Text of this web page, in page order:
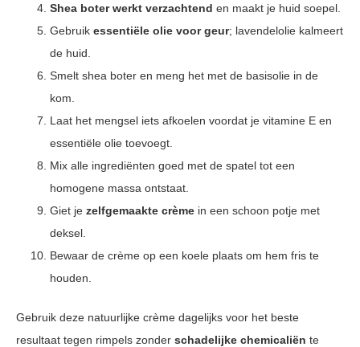
Shea boter werkt verzachtend en maakt je huid soepel.
Gebruik essentiële olie voor geur; lavendelolie kalmeert
de huid.
Smelt shea boter en meng het met de basisolie in de
kom.
Laat het mengsel iets afkoelen voordat je vitamine E en
essentiële olie toevoegt.
Mix alle ingrediënten goed met de spatel tot een
homogene massa ontstaat.
Giet je zelfgemaakte crème in een schoon potje met
deksel.
Bewaar de crème op een koele plaats om hem fris te
houden.
Gebruik deze natuurlijke crème dagelijks voor het beste
resultaat tegen rimpels zonder schadelijke chemicaliën te